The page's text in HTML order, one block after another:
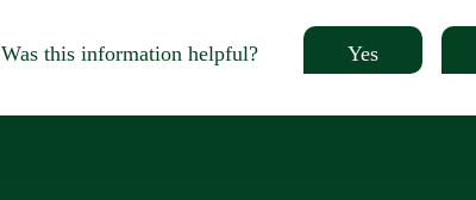
Was this information helpful? Yes